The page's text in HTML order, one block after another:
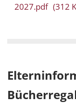
2027.pdf (312